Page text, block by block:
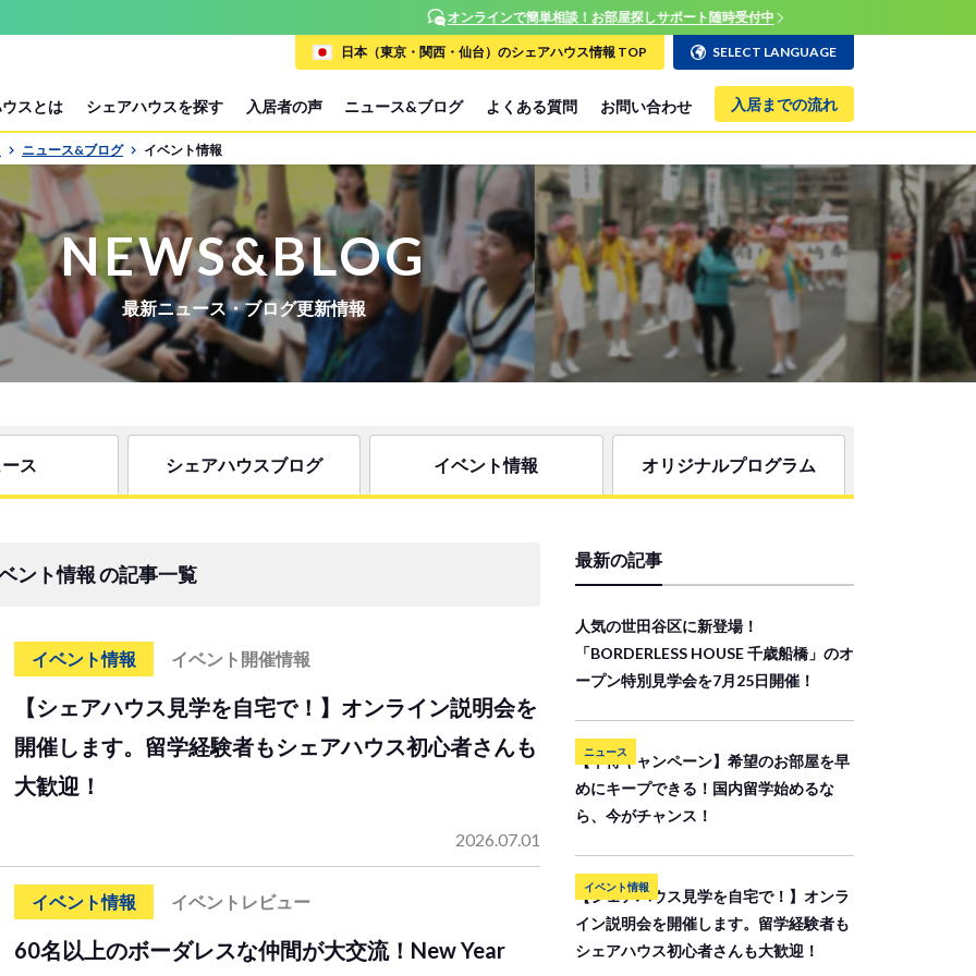
スとは シェアハウスを探す 入居者の声 ニュース&ブログ よくある質問 お問い合わせ 入居までの流れ
日本（東京・関西・仙台）のシェアハウス情報 TOP SELECT LANGUAGE
ニュース&ブログ イベント情報
NEWS&BLOG
最新ニュース・ブログ更新情報
ス シェアハウスブログ イベント情報 オリジナルプログラム
ント情報 の記事一覧
イベント情報 イベント開催情報
【シェアハウス見学を自宅で！】オンライン説明会を
開催します。留学経験者もシェアハウス初心者さんも
大歓迎！
2026.07.01
イベント情報 イベントレビュー
60名以上のボーダレスな仲間が大交流！New Year
最新の記事
人気の世田谷区に新登場！
「BORDERLESS HOUSE 千歳船橋」のオ
ープン特別見学会を7月25日開催！
ニュース
【早得キャンペーン】希望のお部屋を早
めにキープできる！国内留学始めるな
ら、今がチャンス！
イベント情報
【シェアハウス見学を自宅で！】オンラ
イン説明会を開催します。留学経験者も
シェアハウス初心者さんも大歓迎！